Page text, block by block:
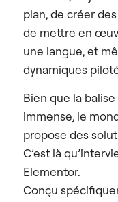
plan, de créer
de mettre en
une langue, et
dynamiques
Bien que la
immense, le
propose des
C’est là
Elementor.
Conçu